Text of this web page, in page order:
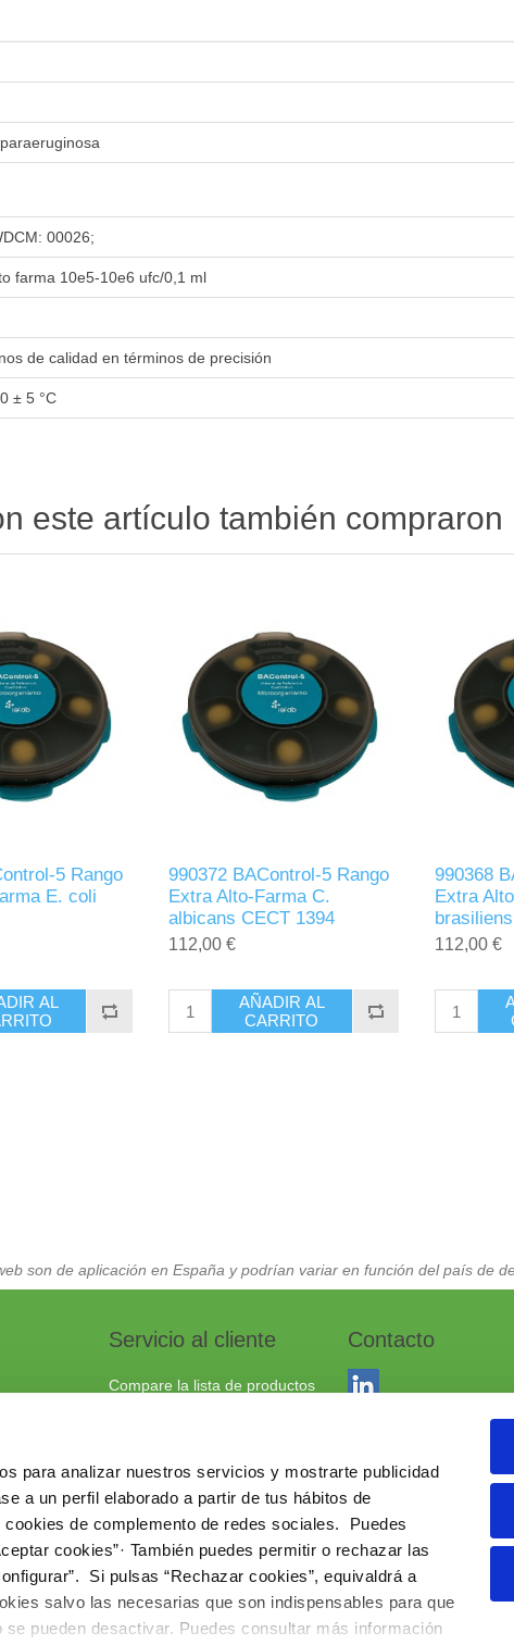
para analizar nuestros servicios y mostrarte publicidad
a un perfil elaborado a partir de tus hábitos de
de complemento de redes sociales. Puedes
cookies”· También puedes permitir o rechazar las
Si pulsas “Rechazar cookies”, equivaldrá a
salvo las necesarias que son indispensables para que
pueden desactivar. Puedes consultar más información
00026;
farma 10e5-10e6 ufc/0,1 ml
de calidad en términos de precisión
± 5 °C
este artículo también compraron
5 Rango
E. coli
AL
990372 BAControl-5 Rango
Extra Alto-Farma C.
albicans CECT 1394
112,00 €
AÑADIR AL
CARRITO
990368
Extra
112,00 €
son de aplicación en España y podrían variar en función del país de
Servicio al cliente
Compare la lista de productos
Aviso Legal
Política de privacidad
Contacto
Dracma, 7 - Polígono
03114 ALICANTE
+34 966 10 55 01
comercial@ielab.es
www.ielab.es